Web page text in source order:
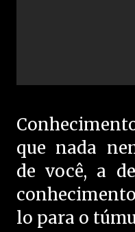
que nada
de você, a
lo para o